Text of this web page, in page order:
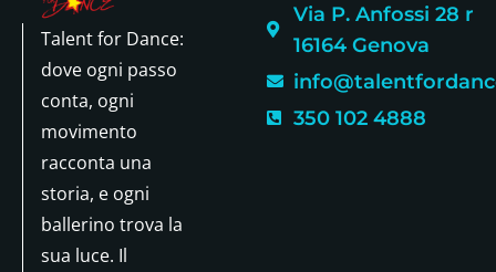
Talent for Dance:
dove ogni passo
conta, ogni
movimento
racconta una
storia, e ogni
ballerino trova la
sua luce. Il
Via P. Anfossi 28 r
16164 Genova
350 102 4888